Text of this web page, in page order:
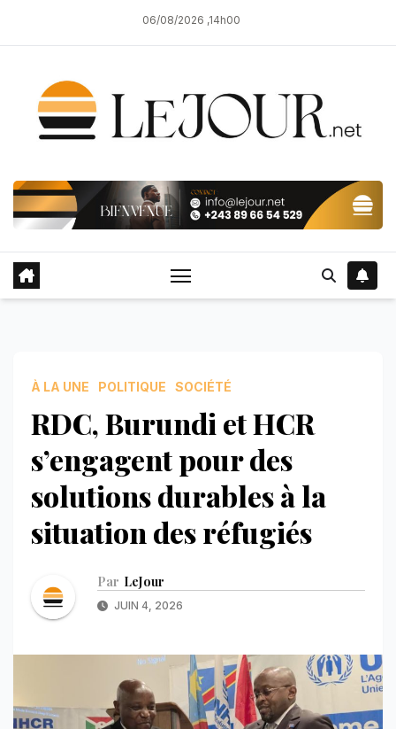
06/08/2026 ,14h00
À LA UNE POLITIQUE SOCIÉTÉ
RDC, Burundi et HCR
s’engagent pour des
solutions durables à la
situation des réfugiés
Par LeJour
JUIN 4, 2026